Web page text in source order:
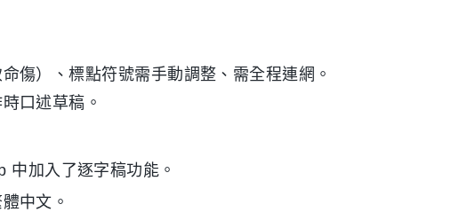
命傷）、標點符號需手動調整、需全程連網。
口述草稿。
中加入了逐字稿功能。
中文。